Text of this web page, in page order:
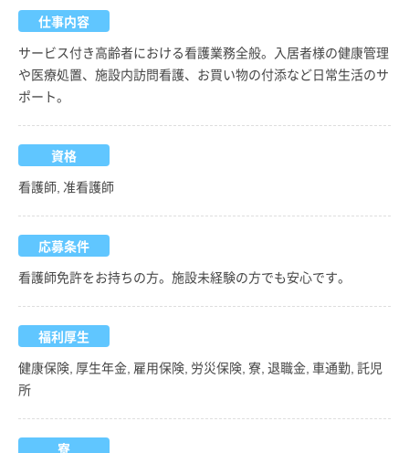
仕事内容
サービス付き高齢者における看護業務全般。入居者様の健康管理
や医療処置、施設内訪問看護、お買い物の付添など日常生活のサ
ポート。
資格
看護師, 准看護師
応募条件
看護師免許をお持ちの方。施設未経験の方でも安心です。
福利厚生
健康保険, 厚生年金, 雇用保険, 労災保険, 寮, 退職金, 車通勤, 託児
所
寮